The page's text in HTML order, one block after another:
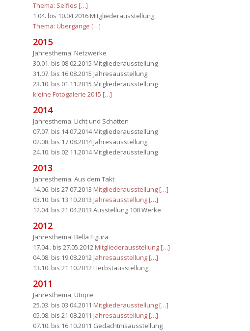
Thema: Selfies […]
1.04. bis 10.04.2016 Mitgliederausstellung,
Thema: Übergänge […]
2015
Jahresthema: Netzwerke
30.01. bis 08.02.2015 Mitgliederausstellung
31.07. bis 16.08.2015 Jahresausstellung
23.10. bis 01.11.2015 Mitgliederausstellung
kleine Fotogalerie 2015 […]
2014
Jahresthema: Licht und Schatten
07.07. bis 14.07.2014 Mitgliederausstellung
02.08. bis 17.08.2014 Jahresausstellung
24.10. bis 02.11.2014 Mitgliederausstellung
2013
Jahresthema: Aus dem Takt
14.06. bis 27.07.2013 Mitgliederausstellung […]
03.10. bis 13.10.2013 Jahresausstellung […]
12.04. bis 21.04.2013 Ausstellung 100 Werke
2012
Jahresthema: Bella Figura
17.04.. bis 27.05.2012Mitgliederausstellung […]
04.08. bis 19.08.2012Jahresausstellung […]
13.10. bis 21.10.2012 Herbstausstellung
2011
Jahresthema: Utopie
25.03. bis 03.04.2011 Mitgliederausstellung […]
05.08. bis 21.08.2011 Jahresausstellung […]
07.10. bis 16.10.2011 Gedächtnisausstellung